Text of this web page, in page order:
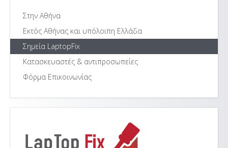
Στην Αθήνα
Εκτός Αθήνας και υπόλοιπη Ελλάδα
Σημεία LaptopFix
Κατασκευαστές & αντιπροσωπείες
Φόρμα Επικοινωνίας